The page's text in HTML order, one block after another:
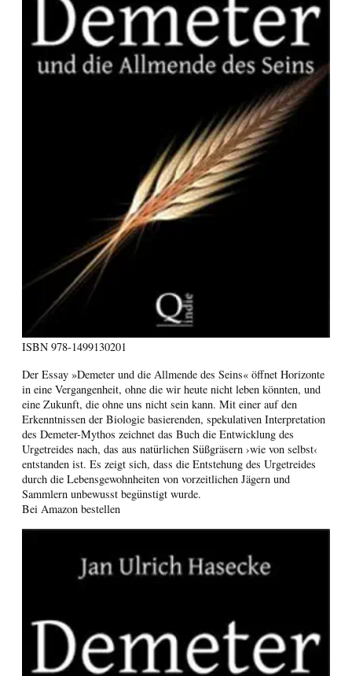
ISBN 978-1499130201
Der Essay »Demeter und die Allmende des Seins« öffnet Horizonte
in eine Vergangenheit, ohne die wir heute nicht leben könnten, und
eine Zukunft, die ohne uns nicht sein kann. Mit einer auf den
Erkenntnissen der Biologie basierenden, spekulativen Interpretation
des Demeter-Mythos zeichnet das Buch die Entwicklung des
Urgetreides nach, das aus natürlichen Süßgräsern ›wie von selbst‹
entstanden ist. Es zeigt sich, dass die Entstehung des Urgetreides
durch die Lebensgewohnheiten von vorzeitlichen Jägern und
Sammlern unbewusst begünstigt wurde.
Bei Amazon bestellen